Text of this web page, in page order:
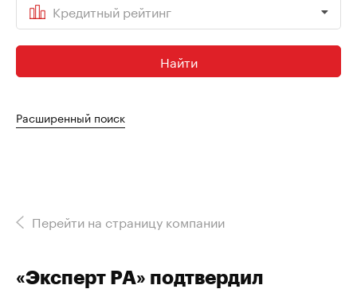
Кредитный рейтинг
Найти
Расширенный поиск
Перейти на страницу компании
«Эксперт РА» подтвердил